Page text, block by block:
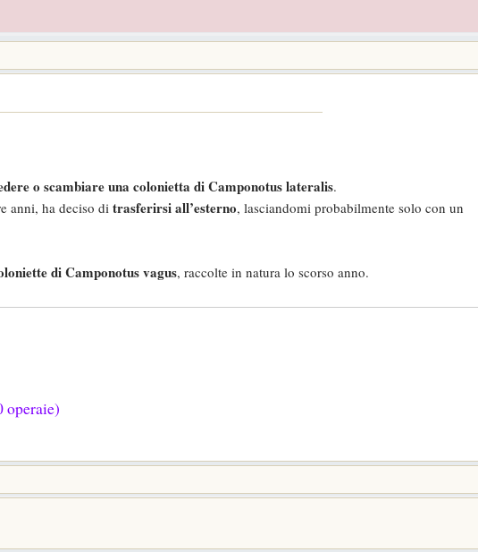
o scambiare una colonietta di Camponotus lateralis.
anni, ha deciso di trasferirsi all’esterno, lasciandomi probabilmente solo con un
di Camponotus vagus, raccolte in natura lo scorso anno.
operaie)